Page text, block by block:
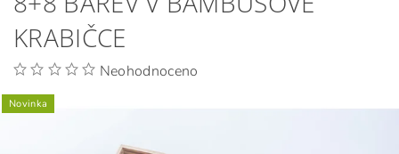
KRABIČCE
Neohodnoceno
Novinka